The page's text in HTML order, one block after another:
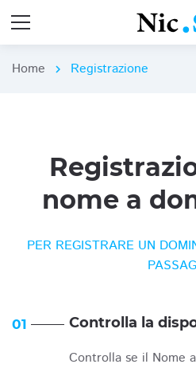
Home chevron_right Registrazione
nome a
PER REGISTRARE UN
01 Controlla la
Controlla se il Nome